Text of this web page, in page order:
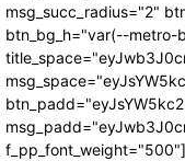
msg_succ_radius="2"
btn_bg_h="var(--metro-
f_pp_font_weight="500"]